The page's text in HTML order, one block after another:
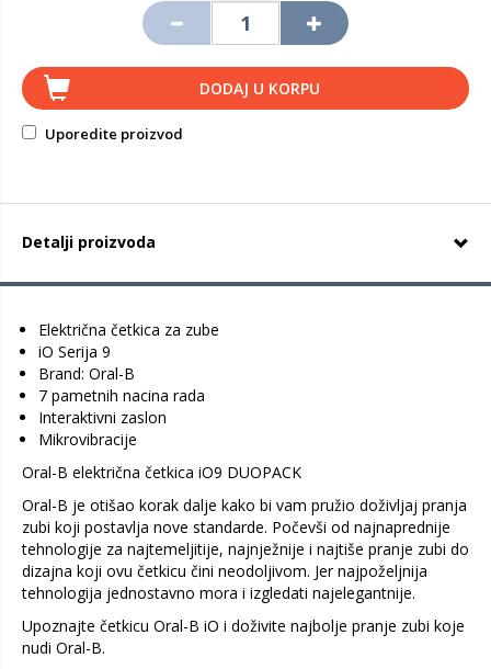
DODAJ U KORPU
Uporedite proizvod
Detalji proizvoda
Električna četkica za zube
iO Serija 9
Brand: Oral-B
7 pametnih nacina rada
Interaktivni zaslon
Mikrovibracije
Oral-B električna četkica iO9 DUOPACK
Oral-B je otišao korak dalje kako bi vam pružio doživljaj pranja
zubi koji postavlja nove standarde. Počevši od najnaprednije
tehnologije za najtemeljitije, najnježnije i najtiše pranje zubi do
dizajna koji ovu četkicu čini neodoljivom. Jer najpoželjnija
tehnologija jednostavno mora i izgledati najelegantnije.
Upoznajte četkicu Oral-B iO i doživite najbolje pranje zubi koje
nudi Oral-B.